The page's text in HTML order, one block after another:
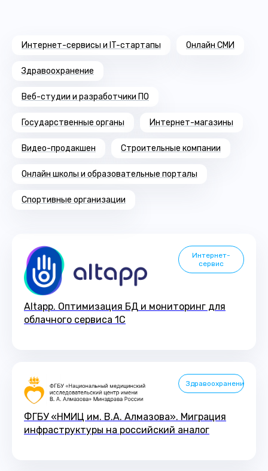
Интернет-сервисы и IT-стартапы Онлайн СМИ
Здравоохранение
Веб-студии и разработчики ПО
Государственные органы Интернет-магазины
Видео-продакшен Строительные компании
Онлайн школы и образовательные порталы
Спортивные организации
Интернет-
сервис
Altapp. Оптимизация БД и мониторинг для
облачного сервиса 1С
Здравоохранение
ФГБУ «НМИЦ им. В.А. Алмазова». Миграция
инфраструктуры на российский аналог